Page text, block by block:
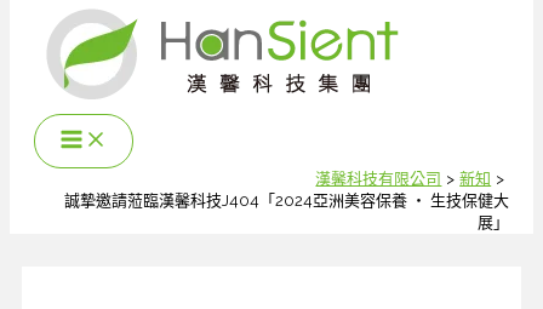
漢馨科技有限公司
新知
誠摯邀請蒞臨漢馨科技J404「2024亞洲美容保養 ‧ 生技保健大
展」